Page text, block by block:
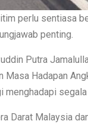
perlu sentiasa
penting.
Putra
Hadapan
segala
Darat Malaysia